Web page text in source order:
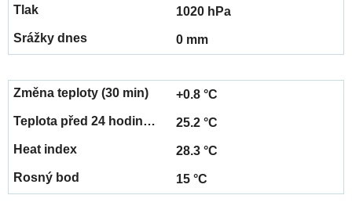
1020 hPa
0 mm
+0.8 °C
25.2 °C
28.3 °C
15 °C